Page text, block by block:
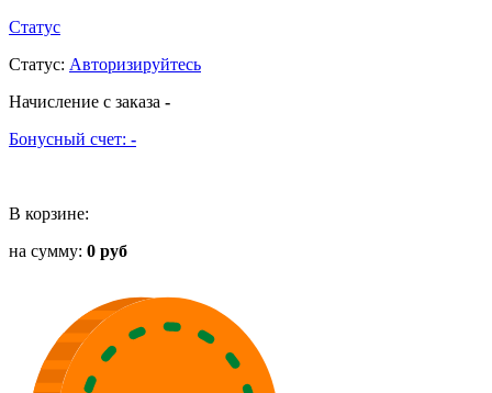
Статус
Статус: Авторизируйтесь
Начисление с заказа -
Бонусный счет: -
В корзине:
на сумму: 0 руб